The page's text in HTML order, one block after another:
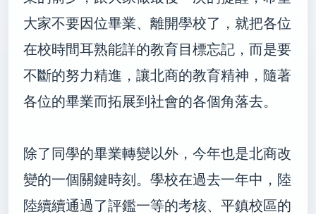
大家不要因位畢業、離開學校了，就把各位
在校時間耳熟能詳的教育目標忘記，而是要
不斷的努力精進，讓北商的教育精神，隨著
各位的畢業而拓展到社會的各個角落去。
除了同學的畢業轉變以外，今年也是北商改
變的一個關鍵時刻。學校在過去一年中，陸
陸續續通過了評鑑一等的考核、平鎮校區的